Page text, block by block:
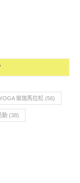
瑜珈馬拉松 (56)
動 (38)